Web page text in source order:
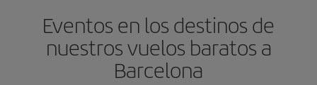
Eventos en los destinos de
nuestros vuelos baratos a
Barcelona